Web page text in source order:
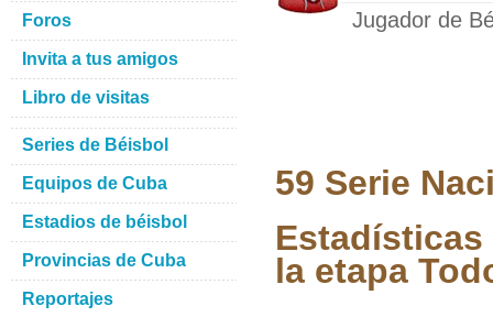
Jugador de
59 Serie
la etapa
Foros
Invita a tus amigos
Libro de visitas
Series de Béisbol
Equipos de Cuba
Estadios de béisbol
Provincias de Cuba
Reportajes